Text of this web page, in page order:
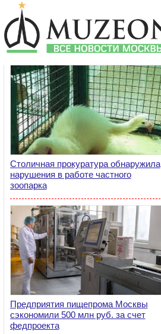
Столичная прокуратура обнаружила
нарушения в работе частного
зоопарка
Предприятия пищепрома Москвы
сэкономили 500 млн руб. за счет
федпроекта